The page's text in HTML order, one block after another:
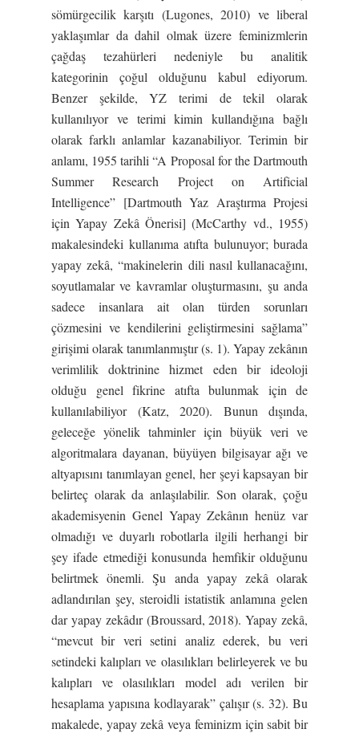
sömürgecilik karşıtı (Lugones, 2010) ve liberal
yaklaşımlar da dahil olmak üzere feminizmlerin
çağdaş tezahürleri nedeniyle bu analitik
kategorinin çoğul olduğunu kabul ediyorum.
Benzer şekilde, YZ terimi de tekil olarak
kullanılıyor ve terimi kimin kullandığına bağlı
olarak farklı anlamlar kazanabiliyor. Terimin bir
anlamı, 1955 tarihli “A Proposal for the Dartmouth
Summer Research Project on Artificial
Intelligence” [Dartmouth Yaz Araştırma Projesi
için Yapay Zekâ Önerisi] (McCarthy vd., 1955)
makalesindeki kullanıma atıfta bulunuyor; burada
yapay zekâ, “makinelerin dili nasıl kullanacağını,
soyutlamalar ve kavramlar oluşturmasını, şu anda
sadece insanlara ait olan türden sorunları
çözmesini ve kendilerini geliştirmesini sağlama”
girişimi olarak tanımlanmıştır (s. 1). Yapay zekânın
verimlilik doktrinine hizmet eden bir ideoloji
olduğu genel fikrine atıfta bulunmak için de
kullanılabiliyor (Katz, 2020). Bunun dışında,
geleceğe yönelik tahminler için büyük veri ve
algoritmalara dayanan, büyüyen bilgisayar ağı ve
altyapısını tanımlayan genel, her şeyi kapsayan bir
belirteç olarak da anlaşılabilir. Son olarak, çoğu
akademisyenin Genel Yapay Zekânın henüz var
olmadığı ve duyarlı robotlarla ilgili herhangi bir
şey ifade etmediği konusunda hemfikir olduğunu
belirtmek önemli. Şu anda yapay zekâ olarak
adlandırılan şey, steroidli istatistik anlamına gelen
dar yapay zekâdır (Broussard, 2018). Yapay zekâ,
“mevcut bir veri setini analiz ederek, bu veri
setindeki kalıpları ve olasılıkları belirleyerek ve bu
kalıpları ve olasılıkları model adı verilen bir
hesaplama yapısına kodlayarak” çalışır (s. 32). Bu
makalede, yapay zekâ veya feminizm için sabit bir